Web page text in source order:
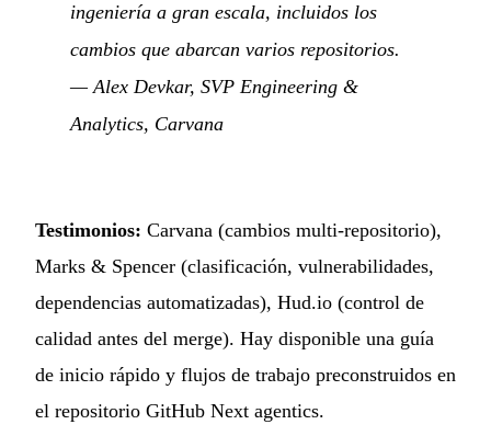
ingeniería a gran escala, incluidos los
cambios que abarcan varios repositorios.
— Alex Devkar, SVP Engineering &
Analytics, Carvana
Testimonios: Carvana (cambios multi-repositorio),
Marks & Spencer (clasificación, vulnerabilidades,
dependencias automatizadas), Hud.io (control de
calidad antes del merge). Hay disponible una guía
de inicio rápido y flujos de trabajo preconstruidos en
el repositorio GitHub Next agentics.